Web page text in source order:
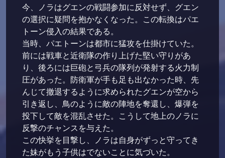
今、ノラはグエンの戦闘参加に反対せず、グエン
の選択に疑問を抱かなくなった。この転換はパエ
トーン侵入の結果である。
当時、パエトーンは都市に猛攻を仕掛けていた。
前には戦車と近衛隊の作り上げた堅い守りがあ
り、後ろには巨砲と弓兵の隊列が発射する火力制
圧があった。防衛軍が手も足も出なかった時、先
んじて撤退するように求められたグエンが空から
引き返し、鳥のように敵の陣地を奪還し、爆弾を
投下して敵を混乱させた。こうして地上のノラに
反撃のチャンスを与えた。
この快挙を目撃し、ノラは自身がずっと守ってき
た妹がもう子供はでないことに気づいた。